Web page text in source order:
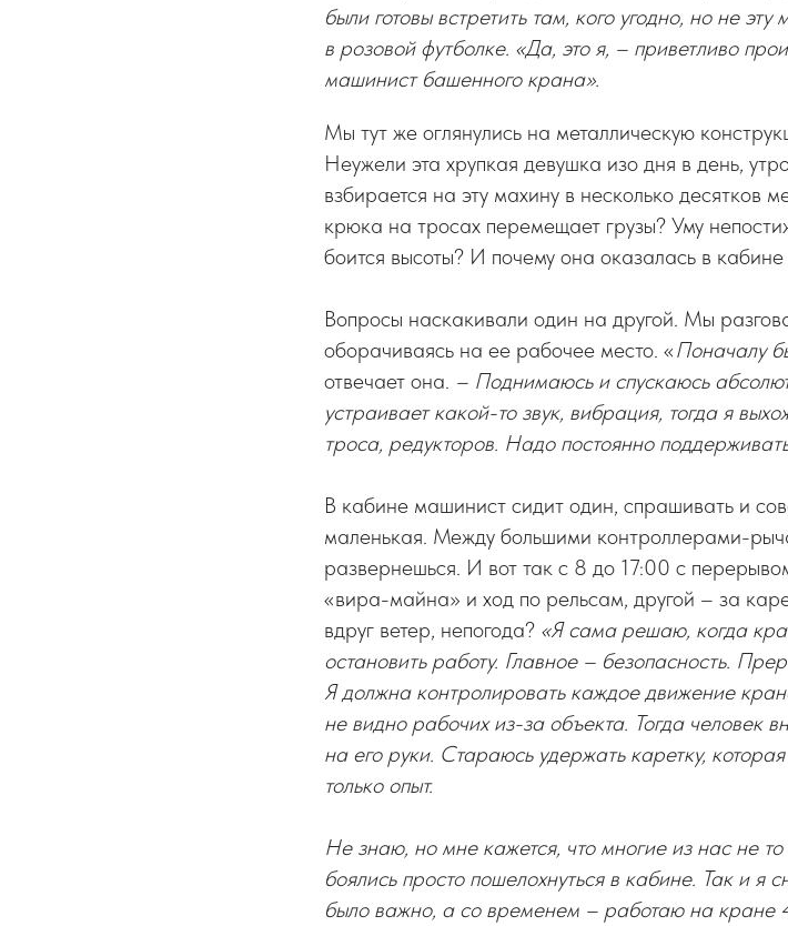
были готовы встретить там, кого угодно, но не
в розовой футболке. «Да, это я, – приветливо
машинист башенного крана».
Мы тут же оглянулись на металлическую
Неужели эта хрупкая девушка изо дня в день,
взбирается на эту махину в несколько
крюка на тросах перемещает грузы? Уму
боится высоты? И почему она оказалась в
Вопросы наскакивали один на другой. Мы
оборачиваясь на ее рабочее место. «Поначалу
отвечает она. – Поднимаюсь и спускаюсь
устраивает какой-то звук, вибрация, тогда я
троса, редукторов. Надо постоянно
В кабине машинист сидит один, спрашивать и
маленькая. Между большими контроллерами-
развернешься. И вот так с 8 до 17:00 с
«вира-майна» и ход по рельсам, другой – за
вдруг ветер, непогода? «Я сама решаю, когда
остановить работу. Главное – безопасность.
Я должна контролировать каждое движение
не видно рабочих из-за объекта. Тогда человек
на его руки. Стараюсь удержать каретку,
только опыт.
Не знаю, но мне кажется, что многие из нас не
боялись просто пошелохнуться в кабине. Так и я
было важно, а со временем – работаю на кране